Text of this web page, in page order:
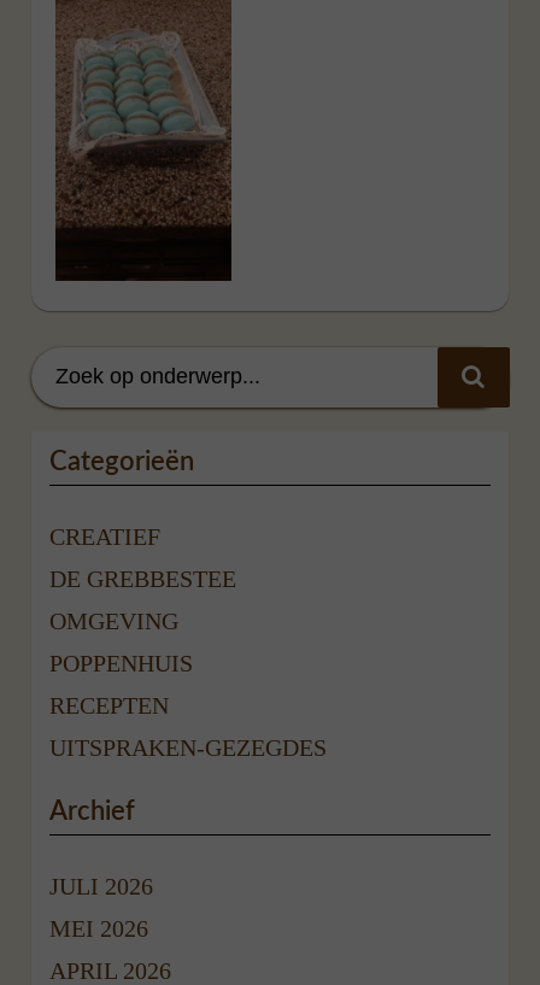
Categorieën
CREATIEF
DE GREBBESTEE
OMGEVING
POPPENHUIS
RECEPTEN
UITSPRAKEN-GEZEGDES
Archief
JULI 2026
MEI 2026
APRIL 2026